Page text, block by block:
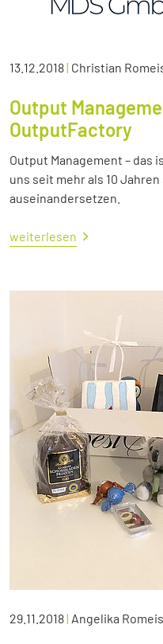
13.12.2018| Christian
Output
OutputFactory
Output Management – das
uns seit mehr als 10
auseinandersetzen.
weiterlesen
29.11.2018| Angelika Romeis